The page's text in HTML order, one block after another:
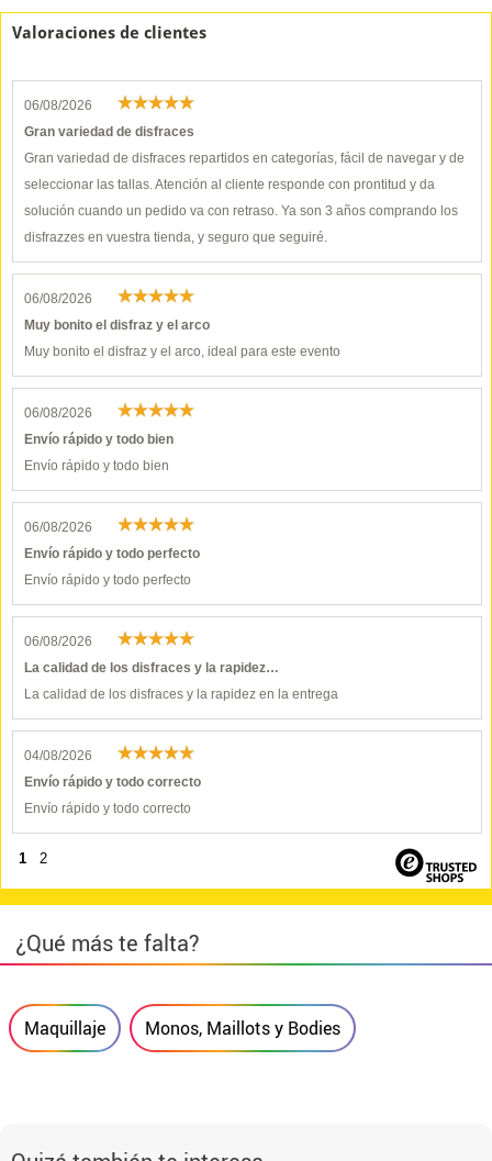
Valoraciones de clientes
06/08/2026
Gran variedad de disfraces
Gran variedad de disfraces repartidos en categorías, fácil de navegar y de
seleccionar las tallas. Atención al cliente responde con prontitud y da
solución cuando un pedido va con retraso. Ya son 3 años comprando los
disfrazzes en vuestra tienda, y seguro que seguiré.
06/08/2026
Muy bonito el disfraz y el arco
Muy bonito el disfraz y el arco, ideal para este evento
06/08/2026
Envío rápido y todo bien
Envío rápido y todo bien
06/08/2026
Envío rápido y todo perfecto
Envío rápido y todo perfecto
06/08/2026
La calidad de los disfraces y la rapidez…
La calidad de los disfraces y la rapidez en la entrega
04/08/2026
Envío rápido y todo correcto
Envío rápido y todo correcto
1 2
¿Qué más te falta?
Maquillaje Monos, Maillots y Bodies